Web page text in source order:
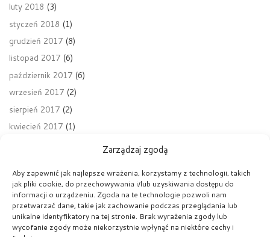
Zarządzaj zgodą
Aby zapewnić jak najlepsze wrażenia, korzystamy z technologii, takich
jak pliki cookie, do przechowywania i/lub uzyskiwania dostępu do
informacji o urządzeniu. Zgoda na te technologie pozwoli nam
przetwarzać dane, takie jak zachowanie podczas przeglądania lub
unikalne identyfikatory na tej stronie. Brak wyrażenia zgody lub
wycofanie zgody może niekorzystnie wpłynąć na niektóre cechy i
luty 2018 (3)
styczeń 2018 (1)
grudzień 2017 (8)
listopad 2017 (6)
październik 2017 (6)
wrzesień 2017 (2)
sierpień 2017 (2)
kwiecień 2017 (1)
Nawigacja wpisu
Poprzedni wpis
POWRÓT DO LISTY